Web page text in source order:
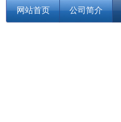
网站首页 公司简介